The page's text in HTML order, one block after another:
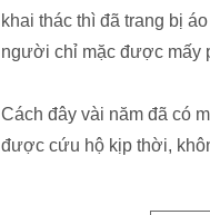
khai thác thì đã trang bị
người chỉ mặc được mấy
Cách đây vài năm đã có
được cứu hộ kịp thời,